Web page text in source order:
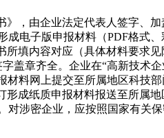
》，由企业法定代表人签字、加
成电子版申报材料（PDF格式、
所填内容对应（具体材料要求见
盖章齐全。企业在“高新技术企
材料网上提交至所属地区科技
形成纸质申报材料报送至所属地
对涉密企业，应按照国家有关